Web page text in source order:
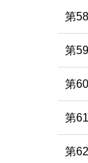
第
第
第
第
第